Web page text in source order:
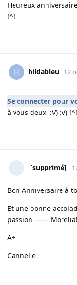
Heureux
!^!
H hildableu 12
Se connecter pour
à vous deux :V) :V)
[supprimé]
Bon Anniversaire à
Et une bonne
passion ------
A+
Cannelle